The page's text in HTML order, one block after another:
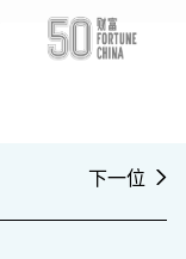
下一位